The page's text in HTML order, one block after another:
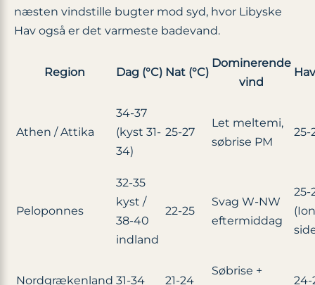
næsten vindstille bugter mod syd, hvor Libyske
Hav også er det varmeste badevand.
Region Dag (°C) Nat (°C)
Dominerende
vind
Athen / Attika
34-37
(kyst 31-
34)
25-27
Let meltemi,
søbrise PM
25-
Peloponnes
32-35
kyst /
38-40
indland
22-25
Svag W-NW
eftermiddag
25-
Nordgrækenland 31-34 21-24
Søbrise +
24-